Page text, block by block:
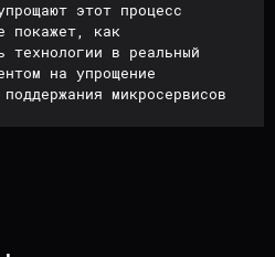
этот процесс
покажет, как
технологии в реальный
на упрощение
микросервисов